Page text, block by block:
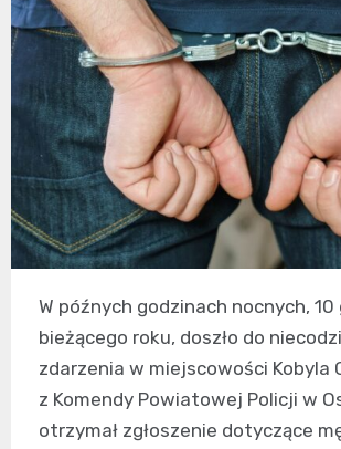
W późnych godzinach nocnych, 10
bieżącego roku, doszło do
zdarzenia w miejscowości Kobyla
z Komendy Powiatowej Policji w
otrzymał zgłoszenie dotyczące